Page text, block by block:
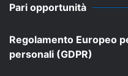
Pari opportunità
Regolamento Europeo
personali (GDPR)